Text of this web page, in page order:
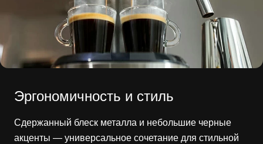
Эргономичность и стиль
Сдержанный блеск металла и небольшие черные
акценты — универсальное сочетание для стильной